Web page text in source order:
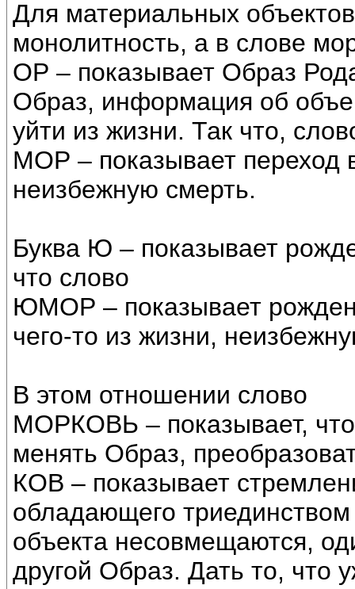
Для материальных
монолитность, а в слове
ОР – показывает Образ
Образ, информация об
уйти из жизни. Так что,
МОР – показывает переход
неизбежную смерть.
Буква Ю – показывает
что слово
ЮМОР – показывает
чего-то из жизни,
В этом отношении слово
МОРКОВЬ – показывает, что
менять Образ,
КОВ – показывает
обладающего
объекта несовмещаются,
другой Образ. Дать то, что